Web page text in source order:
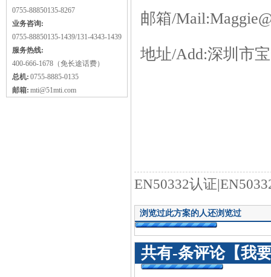
0755-88850135-8267
业务咨询:
0755-88850135-1439/131-4343-1439
服务热线:
400-666-1678（免长途话费）
总机: 0755-8885-0135
邮箱: mti@51mti.com
邮箱/
地址/Add:深圳市
EN50332认证
浏览过此方案的人还浏览过
共有-条评论【我